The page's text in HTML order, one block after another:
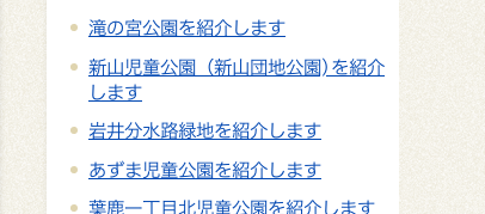
滝の宮公園を紹介します
新山児童公園（新山団地公園)を紹介
します
岩井分水路緑地を紹介します
あずま児童公園を紹介します
葉鹿一丁目北児童公園を紹介します